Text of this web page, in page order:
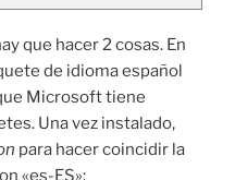
que hacer 2 cosas. En
de idioma español
Microsoft tiene
Una vez instalado,
para hacer coincidir la
«es-ES»: